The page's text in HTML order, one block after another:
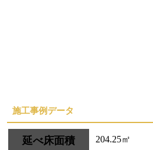
施工事例データ
延べ床面積 204.25㎡